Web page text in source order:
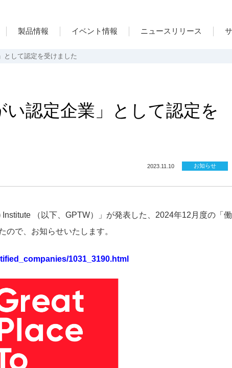
製品情報 イベント情報 ニュースリリース
として認定を受けました
い認定企業」として認定を
2023.11.10 お知らせ
（以下、GPTW）」が発表した、2024年12月度の「働
ので、お知らせいたします。
1031_3190.html